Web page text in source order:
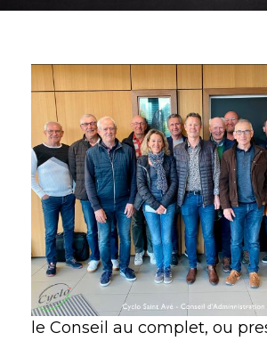
le Conseil au complet, ou